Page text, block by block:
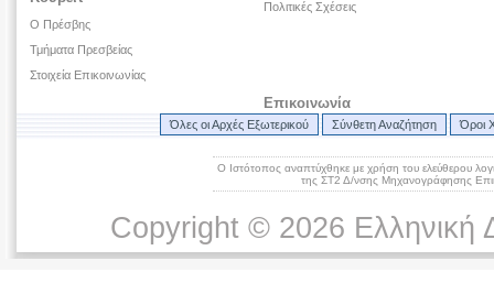
Ο Πρέσβης
Τμήματα Πρεσβείας
Στοιχεία Επικοινωνίας
Πολιτικές Σχέσεις
Επικοινωνία
Όλες οι Αρχές Εξωτερικού Σύνθετη Αναζήτηση Όροι
Ο Ιστότοπος αναπτύχθηκε με χρήση του ελεύθερου
της ΣΤ2 Δ/νσης Μηχανογράφησης
Copyright © 2026